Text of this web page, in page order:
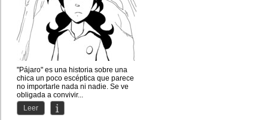
"Pájaro" es una historia sobre una
chica un poco escéptica que parece
no importarle nada ni nadie. Se ve
obligada a convivir...
Leer